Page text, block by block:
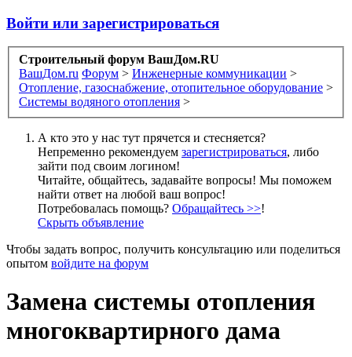
Войти или зарегистрироваться
Строительный форум ВашДом.RU
ВашДом.ru Форум > Инженерные коммуникации >
Отопление, газоснабжение, отопительное оборудование >
Системы водяного отопления >
А кто это у нас тут прячется и стесняется?
Непременно рекомендуем зарегистрироваться, либо
зайти под своим логином!
Читайте, общайтесь, задавайте вопросы! Мы поможем
найти ответ на любой ваш вопрос!
Потребовалась помощь? Обращайтесь >>!
Скрыть объявление
Чтобы задать вопрос, получить консультацию или поделиться
опытом войдите на форум
Замена системы отопления
многоквартирного дама